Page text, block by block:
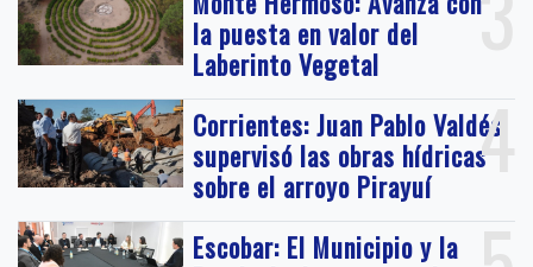
la puesta en valor del
Laberinto Vegetal
4
Corrientes: Juan Pablo Valdés
supervisó las obras hídricas
sobre el arroyo Pirayuí
Escobar: El Municipio y la